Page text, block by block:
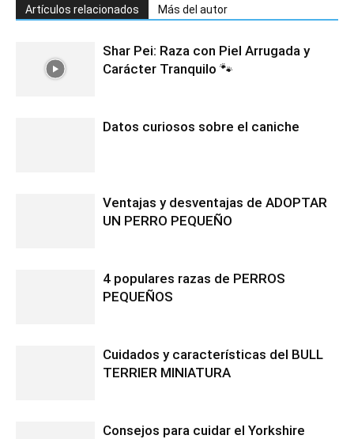
Artículos relacionados Más del autor
Shar Pei: Raza con Piel Arrugada y
Carácter Tranquilo 🐾
Datos curiosos sobre el caniche
Ventajas y desventajas de ADOPTAR
UN PERRO PEQUEÑO
4 populares razas de PERROS
PEQUEÑOS
Cuidados y características del BULL
TERRIER MINIATURA
Consejos para cuidar el Yorkshire